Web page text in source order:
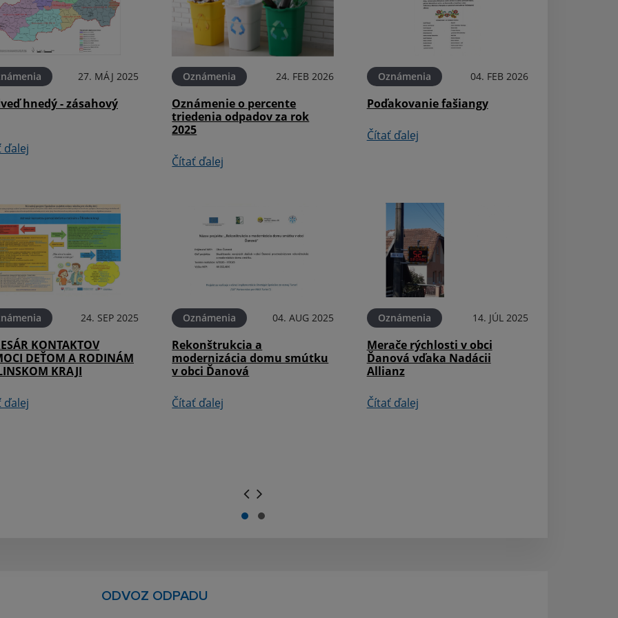
27. MÁJ 2025
hnedý - zásahový
ďalej
Oznámenia 24. FEB 2026
Oznámenie o percente
triedenia odpadov za rok
2025
Čítať ďalej
Oznámenia 04. FEB 2026
Poďakovanie fašiangy
Čítať ďalej
24. SEP 2025
KONTAKTOV
DEŤOM A RODINÁM
KRAJI
ďalej
Oznámenia 04. AUG 2025
Rekonštrukcia a
modernizácia domu smútku
v obci Ďanová
Čítať ďalej
Oznámenia 14. JÚL 2025
Merače rýchlosti v obci
Ďanová vďaka Nadácii
Allianz
Čítať ďalej
.
ODVOZ ODPADU